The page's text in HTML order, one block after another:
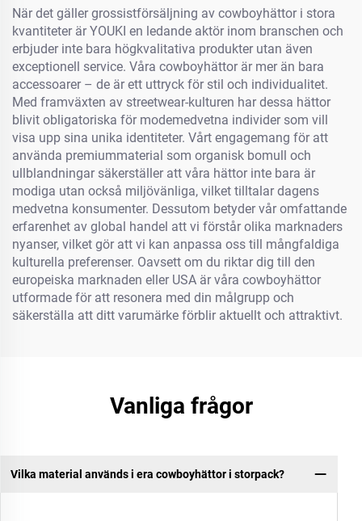
När det gäller grossistförsäljning av cowboyhättor i stora
kvantiteter är YOUKI en ledande aktör inom branschen och
erbjuder inte bara högkvalitativa produkter utan även
exceptionell service. Våra cowboyhättor är mer än bara
accessoarer – de är ett uttryck för stil och individualitet.
Med framväxten av streetwear-kulturen har dessa hättor
blivit obligatoriska för modemedvetna individer som vill
visa upp sina unika identiteter. Vårt engagemang för att
använda premiummaterial som organisk bomull och
ullblandningar säkerställer att våra hättor inte bara är
modiga utan också miljövänliga, vilket tilltalar dagens
medvetna konsumenter. Dessutom betyder vår omfattande
erfarenhet av global handel att vi förstår olika marknaders
nyanser, vilket gör att vi kan anpassa oss till mångfaldiga
kulturella preferenser. Oavsett om du riktar dig till den
europeiska marknaden eller USA är våra cowboyhättor
utformade för att resonera med din målgrupp och
säkerställa att ditt varumärke förblir aktuellt och attraktivt.
Vanliga frågor
Vilka material används i era cowboyhättor i storpack?